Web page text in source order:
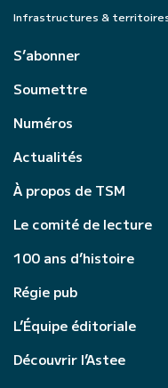
Infrastructures &
S’abonner
Soumettre
Numéros
Actualités
À propos de TSM
Le comité de lecture
100 ans d’histoire
Régie pub
L’Équipe éditoriale
Découvrir l’Astee